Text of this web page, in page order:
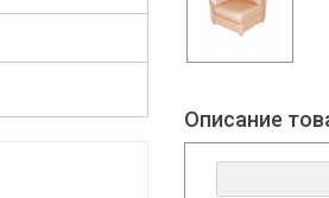
Описание